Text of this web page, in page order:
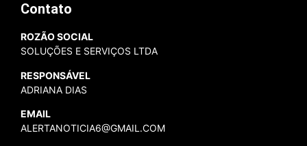
Contato
ROZÃO SOCIAL
SOLUÇÕES E SERVIÇOS LTDA
RESPONSÁVEL
ADRIANA DIAS
EMAIL
ALERTANOTICIA6@GMAIL.COM